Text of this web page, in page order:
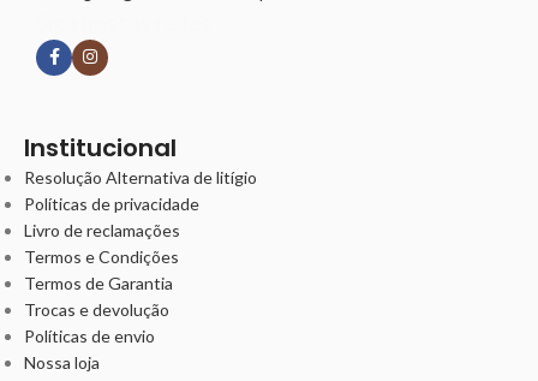
Institucional
Resolução Alternativa de litígio
Políticas de privacidade
Livro de reclamações
Termos e Condições
Termos de Garantia
Trocas e devolução
Políticas de envio
Nossa loja